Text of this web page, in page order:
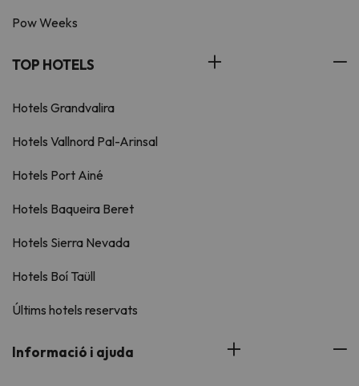
Pow Weeks
TOP HOTELS
Hotels Grandvalira
Hotels Vallnord Pal-Arinsal
Hotels Port Ainé
Hotels Baqueira Beret
Hotels Sierra Nevada
Hotels Boí Taüll
Últims hotels reservats
Informació i ajuda